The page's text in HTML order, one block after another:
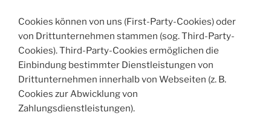
Cookies können von uns (First-Party-Cookies) oder
von Drittunternehmen stammen (sog. Third-Party-
Cookies). Third-Party-Cookies ermöglichen die
Einbindung bestimmter Dienstleistungen von
Drittunternehmen innerhalb von Webseiten (z. B.
Cookies zur Abwicklung von
Zahlungsdienstleistungen).